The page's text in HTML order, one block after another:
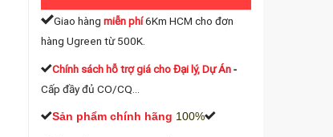
Giao hàng miễn phí 6Km HCM cho đơn
hàng Ugreen từ 500K.
Chính sách hỗ trợ giá cho Đại lý, Dự Án-
Cấp đầy đủ CO/CQ...
Sản phẩm chính hãng 100%